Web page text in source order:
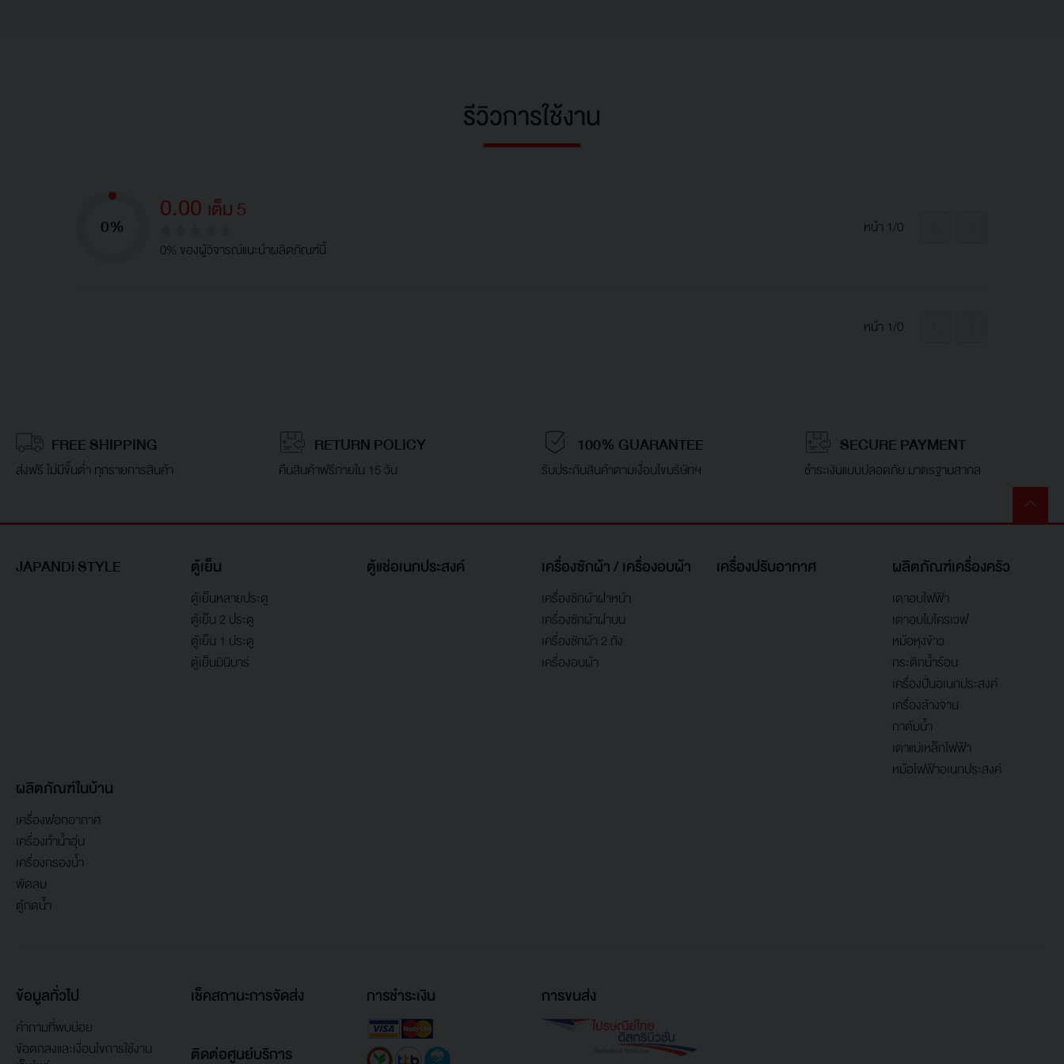
รีวิวการใช้งาน
0% 0.00 เต็ม 5
0% ของผู้วิจารณ์แนะนำผลิตภัณฑ์นี้
หน้า 1/0
หน้า 1/0
FREE SHIPPING
ส่งฟรี ไม่มีขั้นต่ำ ทุกรายการสินค้า
RETURN POLICY
คืนสินค้าฟรีภายใน 15 วัน
100% GUARANTEE
รับประกันสินค้าตามเงื่อนไขบริษัทฯ
SECURE PAYMENT
ชำระเงินแบบปลอดภัย มาตรฐานสากล
JAPANDi STYLE ตู้เย็น
ตู้เย็นหลายประตู
ตู้เย็น 2 ประตู
ตู้เย็น 1 ประตู
ตู้เย็นมินิบาร์
ตู้แช่อเนกประสงค์ เครื่องซักผ้า / เครื่องอบผ้า
เครื่องซักผ้าฝาหน้า
เครื่องซักผ้าฝาบน
เครื่องซักผ้า 2 ถัง
เครื่องอบผ้า
เครื่องปรับอากาศ ผลิตภัณฑ์เครื่องครัว
เตาอบไฟฟ้า
เตาอบไมโครเวฟ
หม้อหุงข้าว
กระติกน้ำร้อน
เครื่องปั่นอเนกประสงค์
เครื่องล้างจาน
กาต้มน้ำ
เตาแม่เหล็กไฟฟ้า
หม้อไฟฟ้าอเนกประสงค์
ผลิตภัณฑ์ในบ้าน
เครื่องฟอกอากาศ
เครื่องทำน้ำอุ่น
เครื่องกรองน้ำ
พัดลม
ตู้กดน้ำ
ข้อมูลทั่วไป
คำถามที่พบบ่อย
ข้อตกลงและเงื่อนไขการใช้งาน
เช็คสถานะการจัดส่ง
ติดต่อศูนย์บริการ
การชำระเงิน การขนส่ง